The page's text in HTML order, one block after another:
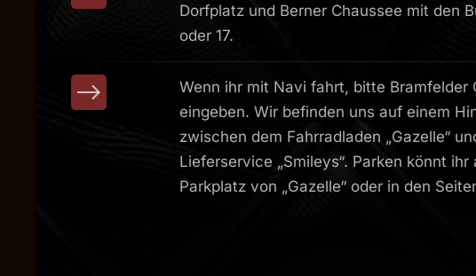
Verwandelt
Dorfplatz und Berner Chaussee mit den
oder 17.
Wenn ihr mit Navi fahrt, bitte Bramfelder
eingeben. Wir befinden uns auf einem
zwischen dem Fahrradladen „Gazelle“
Lieferservice „Smileys“. Parken könnt ihr
Parkplatz von „Gazelle“ oder in den